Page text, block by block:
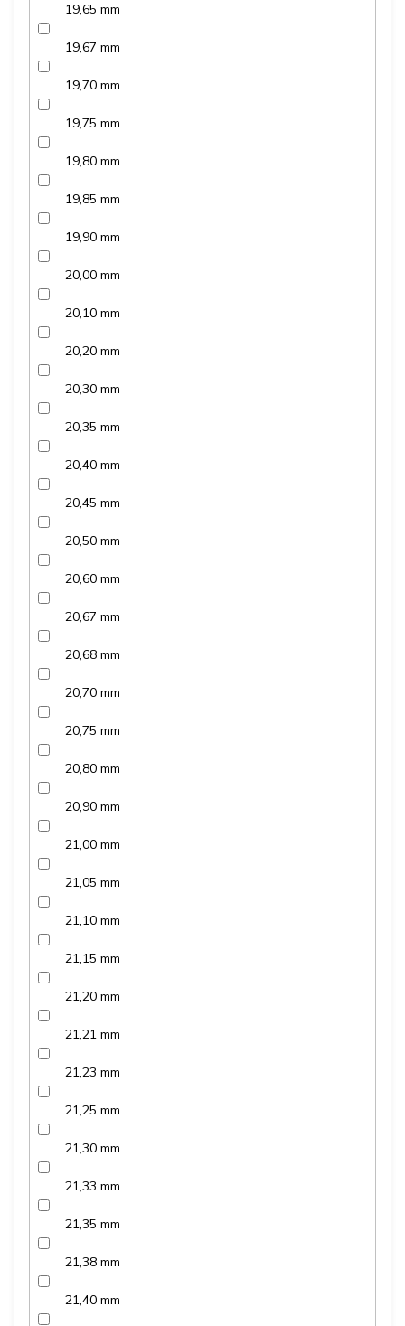
19,65 mm
19,67 mm
19,70 mm
19,75 mm
19,80 mm
19,85 mm
19,90 mm
20,00 mm
20,10 mm
20,20 mm
20,30 mm
20,35 mm
20,40 mm
20,45 mm
20,50 mm
20,60 mm
20,67 mm
20,68 mm
20,70 mm
20,75 mm
20,80 mm
20,90 mm
21,00 mm
21,05 mm
21,10 mm
21,15 mm
21,20 mm
21,21 mm
21,23 mm
21,25 mm
21,30 mm
21,33 mm
21,35 mm
21,38 mm
21,40 mm